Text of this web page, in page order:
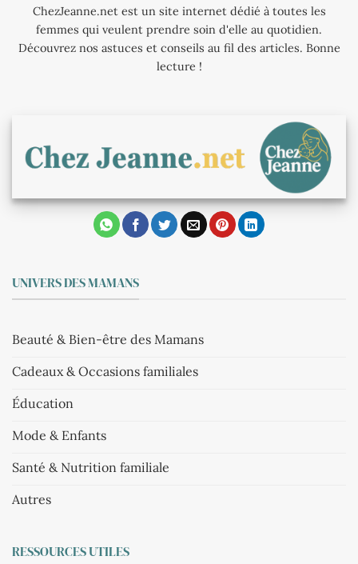
ChezJeanne.net est un site internet dédié à toutes les
femmes qui veulent prendre soin d'elle au quotidien.
Découvrez nos astuces et conseils au fil des articles. Bonne
lecture !
UNIVERS DES MAMANS
Beauté & Bien-être des Mamans
Cadeaux & Occasions familiales
Éducation
Mode & Enfants
Santé & Nutrition familiale
Autres
RESSOURCES UTILES